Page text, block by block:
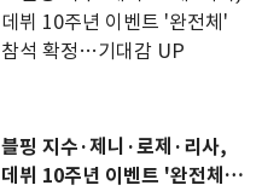
블핑 지수·제니·로제·리사,
데뷔 10주년 이벤트 '완전체'